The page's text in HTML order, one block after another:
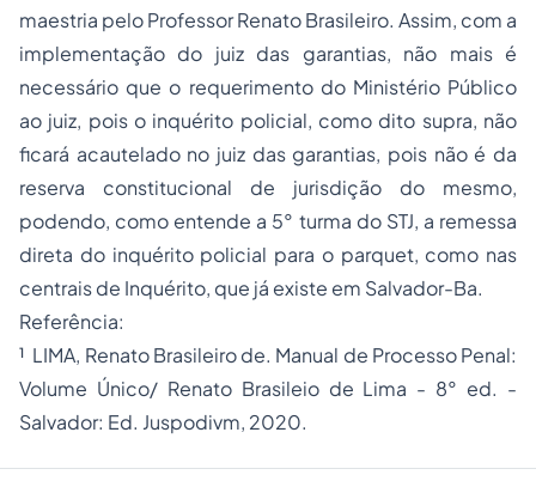
maestria pelo Professor Renato Brasileiro. Assim, com a
implementação do juiz das garantias, não mais é
necessário que o requerimento do Ministério Público
ao juiz, pois o inquérito policial, como dito supra, não
ficará acautelado no juiz das garantias, pois não é da
reserva constitucional de jurisdição do mesmo,
podendo, como entende a 5° turma do STJ, a remessa
direta do inquérito policial para o parquet, como nas
centrais de Inquérito, que já existe em Salvador-Ba.
Referência:
¹ LIMA, Renato Brasileiro de. Manual de Processo Penal:
Volume Único/ Renato Brasileio de Lima - 8° ed. -
Salvador: Ed. Juspodivm, 2020.